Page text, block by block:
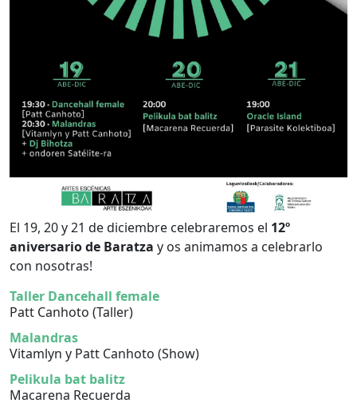
El 19, 20 y 21 de diciembre celebraremos el 12º
aniversario de Baratza y os animamos a celebrarlo
con nosotras!
Taller Dancehall female
Patt Canhoto (Taller)
Malandras
Vitamlyn y Patt Canhoto (Show)
Pelikula bat balitz
Macarena Recuerda